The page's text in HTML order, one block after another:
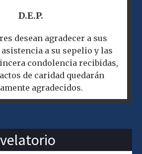
D.E.P.
desean agradecer a sus
a su sepelio y las
condolencia recibidas,
de caridad quedarán
agradecidos.